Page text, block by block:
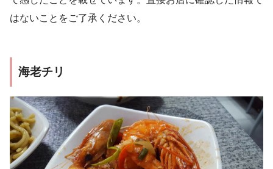
はないことをご了承ください。
海老チリ